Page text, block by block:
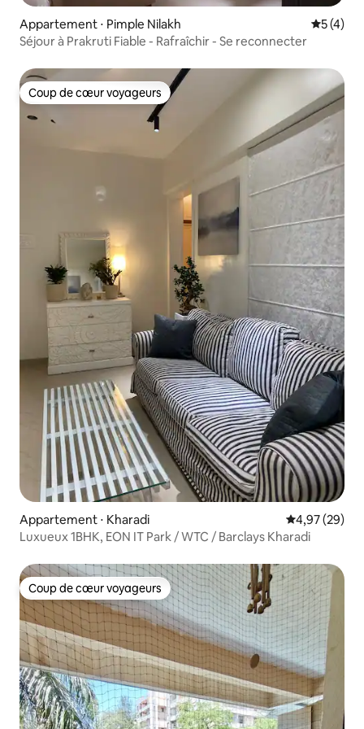
Appartement ⋅ Pimple Nilakh
5 (4)
Séjour à Prakruti Fiable - Rafraîchir - Se reconnecter
Coup de cœur voyageurs
Coup de cœur voyageurs
Appartement ⋅ Kharadi Évaluation
4,97 (29)
Luxueux 1BHK, EON IT Park / WTC / Barclays Kharadi
Coup de cœur voyageurs
Coup de cœur voyageurs